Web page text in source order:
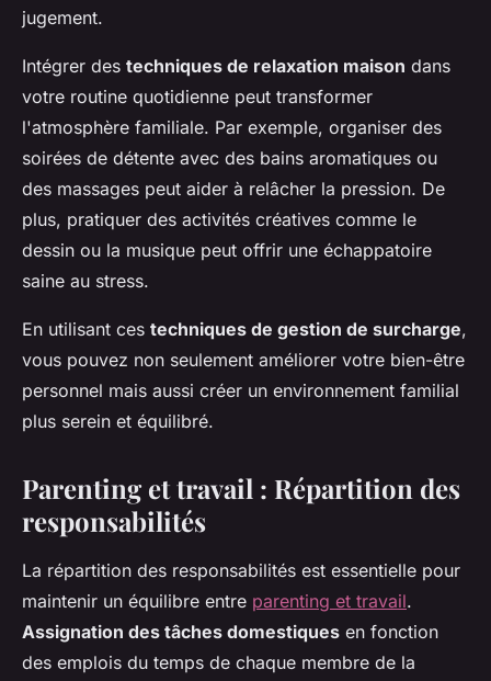
jugement.
Intégrer des techniques de relaxation maison dans
votre routine quotidienne peut transformer
l'atmosphère familiale. Par exemple, organiser des
soirées de détente avec des bains aromatiques ou
des massages peut aider à relâcher la pression. De
plus, pratiquer des activités créatives comme le
dessin ou la musique peut offrir une échappatoire
saine au stress.
En utilisant ces techniques de gestion de surcharge,
vous pouvez non seulement améliorer votre bien-être
personnel mais aussi créer un environnement familial
plus serein et équilibré.
Parenting et travail : Répartition des
responsabilités
La répartition des responsabilités est essentielle pour
maintenir un équilibre entre parenting et travail.
Assignation des tâches domestiques en fonction
des emplois du temps de chaque membre de la